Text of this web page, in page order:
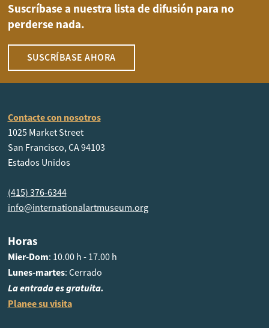
Suscríbase a nuestra lista de difusión para no
perderse nada.
SUSCRÍBASE AHORA
Contacte con nosotros
1025 Market Street
San Francisco, CA 94103
Estados Unidos
(415) 376-6344
info@internationalartmuseum.org
Horas
Mier-Dom: 10.00 h - 17.00 h
Lunes-martes: Cerrado
La entrada es gratuita.
Planee su visita